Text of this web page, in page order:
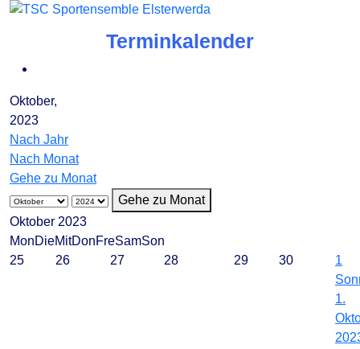
Terminkalender
Oktober,
2023
Nach Jahr
Nach Monat
Gehe zu Monat
Gehe zu Monat
Oktober 2023
MonDieMitDonFreSamSon
25
26 27 28 29 30
1
1.